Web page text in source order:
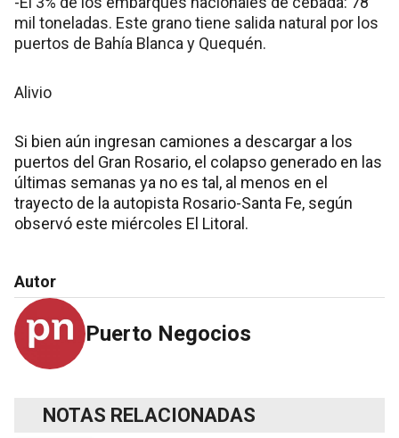
mil toneladas. Este grano tiene salida natural por los
puertos de Bahía Blanca y Quequén.
Alivio
Si bien aún ingresan camiones a descargar a los
puertos del Gran Rosario, el colapso generado en las
últimas semanas ya no es tal, al menos en el
trayecto de la autopista Rosario-Santa Fe, según
observó este miércoles El Litoral.
Autor
Puerto Negocios
NOTAS RELACIONADAS